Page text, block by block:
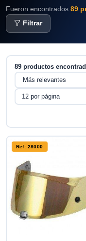
Fueron encontrados 89
Filtrar
89 productos
Ref: 28000